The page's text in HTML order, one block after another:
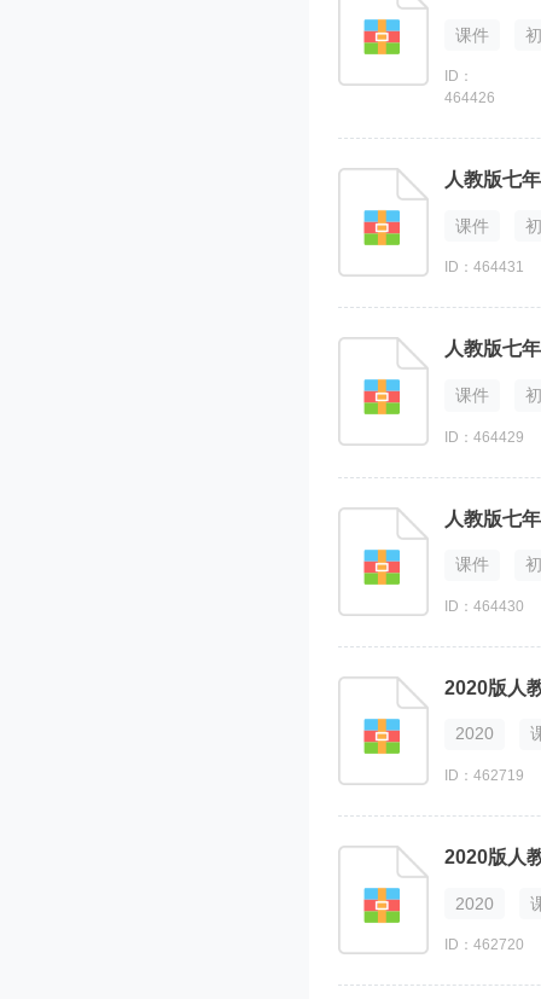
课件
ID：
464426
人教版七
课件
ID：464431
人教版七
课件
ID：464429
人教版七
课件
ID：464430
2020
ID：462719
2020
ID：462720